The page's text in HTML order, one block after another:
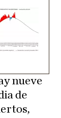
nueve
de